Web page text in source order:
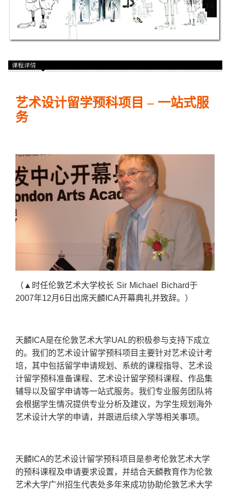
艺术设计留学预科项目 – 一站式服
务
（▲时任伦敦艺术大学校长 Sir Michael Bichard于
2007年12月6日出席天麟ICA开幕典礼并致辞。）
天麟ICA是在伦敦艺术大学UAL的积极参与支持下成立
的。我们的艺术设计留学预科项目主要针对艺术设计考
培，其中包括留学申请规划、系统的课程指导、艺术设
计留学预科准备课程、艺术设计留学预科课程、作品集
辅导以及留学申请等一站式服务。我们专业服务团队将
会根据学生情况提供专业分析及建议，为学生规划海外
艺术设计大学的申请，并跟进后续入学等相关事项。
天麟ICA的艺术设计留学预科项目是参考伦敦艺术大学
的预科课程及申请要求设置，并结合天麟教育作为伦敦
艺术大学广州招生代表处多年来成功协助伦敦艺术大学